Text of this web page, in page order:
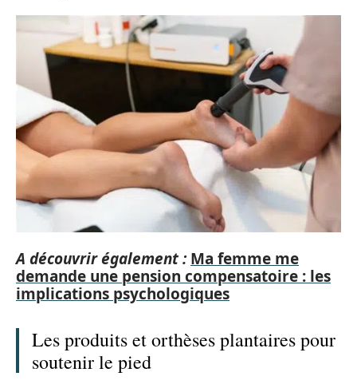
A découvrir également : Ma femme me
demande une pension compensatoire : les
implications psychologiques
Les produits et orthèses plantaires pour
soutenir le pied